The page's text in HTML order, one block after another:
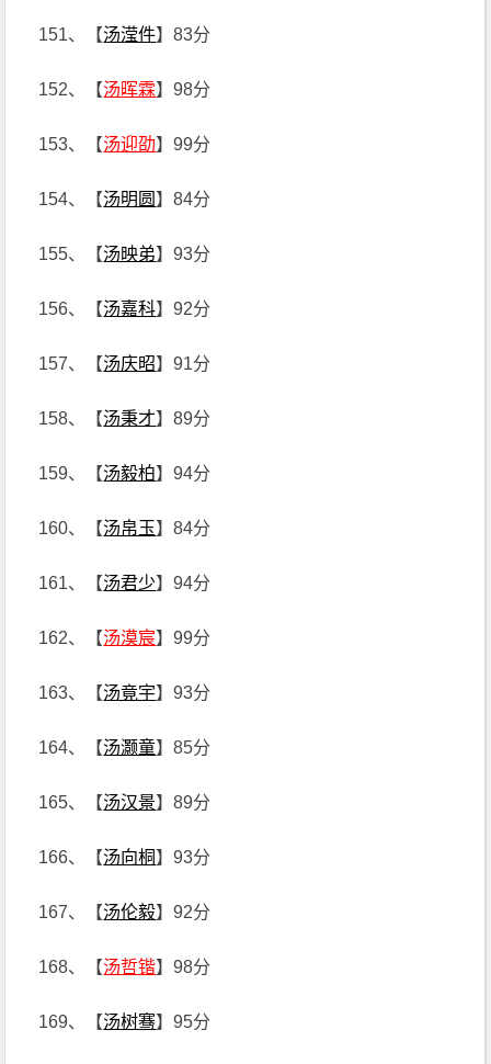
151、【汤滢件】83分
152、【汤晖霖】98分
153、【汤迎劭】99分
154、【汤明圆 】84分
155、【汤映弟】93分
156、【汤嘉科】92分
157、【汤庆昭】91分
158、【汤秉才】89分
159、【汤毅柏】94分
160、【汤帛玉】84分
161、【汤君少】94分
162、【汤漠宸】99分
163、【汤竟宇】93分
164、【汤灏童】85分
165、【汤汉景】89分
166、【汤向桐 】93分
167、【汤伦毅】92分
168、【汤哲锴】98分
169、【汤树骞】95分